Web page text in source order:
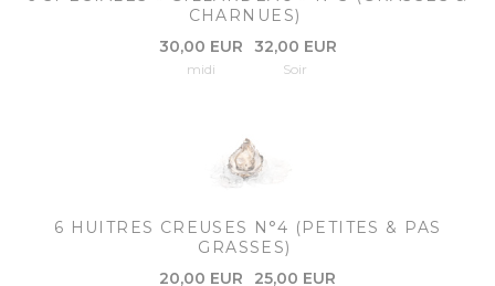
CHARNUES)
30,00 EUR
midi
32,00 EUR
Soir
6 HUITRES CREUSES N°4 (PETITES & PAS
GRASSES)
20,00 EUR
25,00 EUR